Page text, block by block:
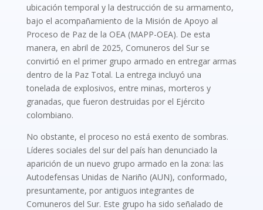
ubicación temporal y la destrucción de su armamento,
bajo el acompañamiento de la Misión de Apoyo al
Proceso de Paz de la OEA (MAPP-OEA). De esta
manera, en abril de 2025, Comuneros del Sur se
convirtió en el primer grupo armado en entregar armas
dentro de la Paz Total. La entrega incluyó una
tonelada de explosivos, entre minas, morteros y
granadas, que fueron destruidas por el Ejército
colombiano.
No obstante, el proceso no está exento de sombras.
Líderes sociales del sur del país han denunciado la
aparición de un nuevo grupo armado en la zona: las
Autodefensas Unidas de Nariño (AUN), conformado,
presuntamente, por antiguos integrantes de
Comuneros del Sur. Este grupo ha sido señalado de